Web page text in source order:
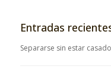
Entradas
Separarse sin estar